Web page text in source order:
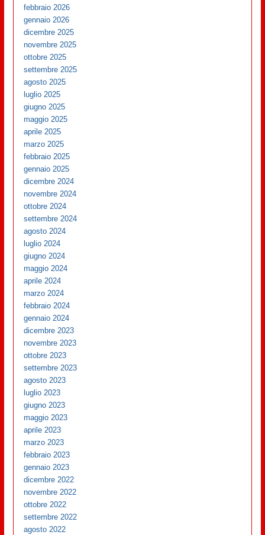
febbraio 2026
gennaio 2026
dicembre 2025
novembre 2025
ottobre 2025
settembre 2025
agosto 2025
luglio 2025
giugno 2025
maggio 2025
aprile 2025
marzo 2025
febbraio 2025
gennaio 2025
dicembre 2024
novembre 2024
ottobre 2024
settembre 2024
agosto 2024
luglio 2024
giugno 2024
maggio 2024
aprile 2024
marzo 2024
febbraio 2024
gennaio 2024
dicembre 2023
novembre 2023
ottobre 2023
settembre 2023
agosto 2023
luglio 2023
giugno 2023
maggio 2023
aprile 2023
marzo 2023
febbraio 2023
gennaio 2023
dicembre 2022
novembre 2022
ottobre 2022
settembre 2022
agosto 2022